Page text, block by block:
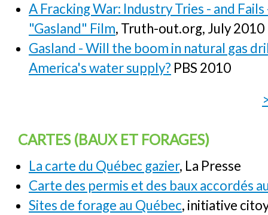
A Fracking War: Industry Tries - and
"Gasland" Film, Truth-out.org, July 2010
Gasland - Will the boom in natural gas
America's water supply? PBS 2010
CARTES (BAUX ET FORAGES)
La carte du Québec gazier, La Presse
Carte des permis et des baux accordés
Sites de forage au Québec, initiative